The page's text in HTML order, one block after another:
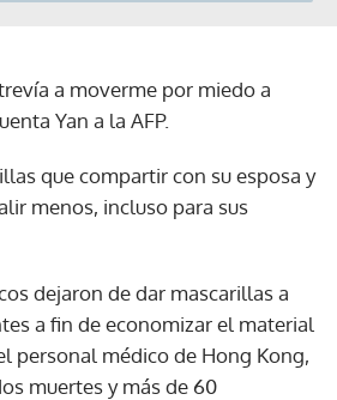
a moverme por miedo a
Yan a la AFP.
que compartir con su esposa y
menos, incluso para sus
dejaron de dar mascarillas a
a fin de economizar el material
personal médico de Hong Kong,
muertes y más de 60